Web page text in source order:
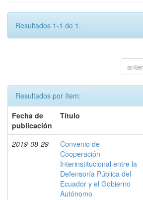
Resultados 1-1 de 1.
Resultados por ítem:
Fecha de
publicación
Título
2019-08-29
Convenio de
Cooperación
Interinstitucional entre la
Defensoría Pública del
Ecuador y el Gobierno
Autónomo